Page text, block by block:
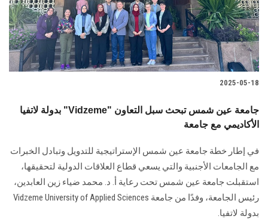
2025-05-18
بدولة لاتفيا "Vidzeme" جامعة عين شمس تبحث سبل التعاون
الأكاديمي مع جامعة
في إطار خطة جامعة عين شمس الإستراتيجية للتدويل وتبادل الخبرات
مع الجامعات الأجنبية والتي يسعي قطاع العلاقات الدولية لتحقيقها،
استقبلت جامعة عين شمس تحت رعاية أ. د. محمد ضياء زين العابدين،
رئيس الجامعة، وفدًا من جامعة Vidzeme University of Applied Sciences
بدولة لاتفيا.